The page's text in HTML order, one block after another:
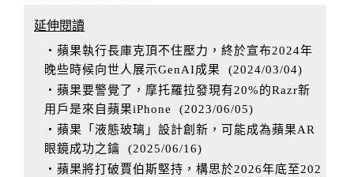
延伸閱讀
‧蘋果執行長庫克頂不住壓力，終於宣布2024年
晚些時候向世人展示GenAI成果
(2024/03/04)
‧蘋果要警覺了，摩托羅拉發現有20%的Razr新
用戶是來自蘋果iPhone
(2023/06/05)
‧蘋果「液態玻璃」設計創新，可能成為蘋果AR
眼鏡成功之鑰 (2025/06/16)
‧蘋果將打破賈伯斯堅持，構思於2026年底至202